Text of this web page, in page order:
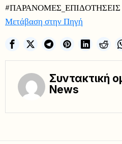
#ΠΑΡΑΝΟΜΕΣ_ΕΠΙΔΟΤΗΣΕΙΣ
Μετάβαση στην Πηγή
Συντακτική
News